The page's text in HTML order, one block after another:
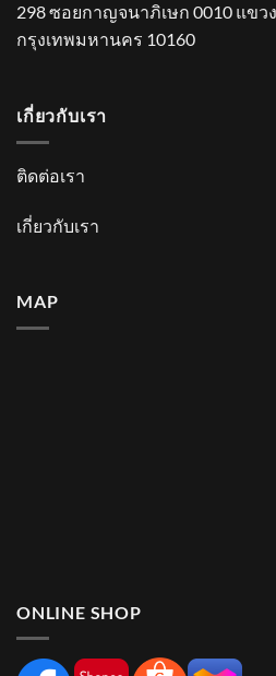
298 ซอยกาญจนาภิเษก 0010 แขว
กรุงเทพมหานคร 10160
เกี่ยวกับเรา
ติดต่อเรา
เกี่ยวกับเรา
MAP
ONLINE SHOP